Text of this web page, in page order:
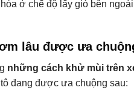
ở chế độ lấy gió bên
lâu được ưa
những cách khử mùi trên
đang được ưa chuộng sau: